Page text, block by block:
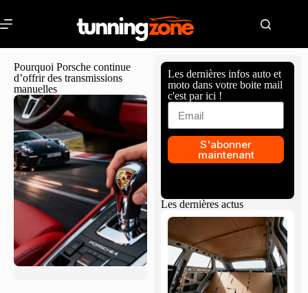
Pourquoi Porsche continue
d’offrir des transmissions
manuelles
Les dernières infos auto et
moto dans votre boite mail
c'est par ici !
S'abonner
maintenant
Les dernières actus